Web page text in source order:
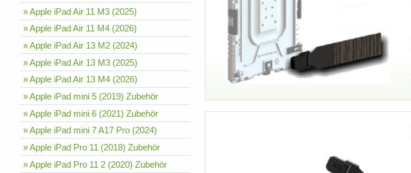
» Apple iPad Air 11 M3 (2025)
» Apple iPad Air 11 M4 (2026)
» Apple iPad Air 13 M2 (2024)
» Apple iPad Air 13 M3 (2025)
» Apple iPad Air 13 M4 (2026)
» Apple iPad mini 5 (2019) Zubehör
» Apple iPad mini 6 (2021) Zubehör
» Apple iPad mini 7 A17 Pro (2024)
» Apple iPad Pro 11 (2018) Zubehör
» Apple iPad Pro 11 2 (2020) Zubehör